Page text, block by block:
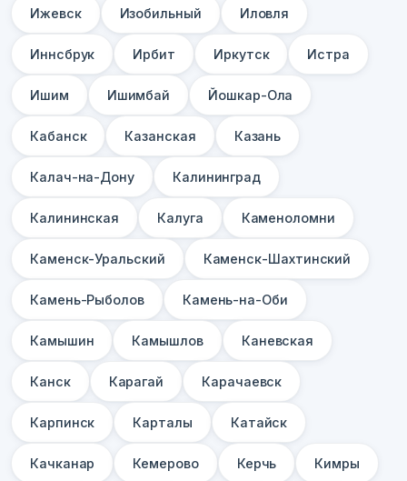
Ижевск Изобильный Иловля
Иннсбрук Ирбит Иркутск Истра
Ишим Ишимбай Йошкар-Ола
Кабанск Казанская Казань
Калач-на-Дону Калининград
Калининская Калуга Каменоломни
Каменск-Уральский Каменск-Шахтинский
Камень-Рыболов Камень-на-Оби
Камышин Камышлов Каневская
Канск Карагай Карачаевск
Карпинск Карталы Катайск
Качканар Кемерово Керчь Кимры